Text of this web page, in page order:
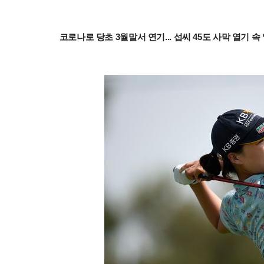
코로나로 당초 3월말서 연기... 섭씨 45도 사막 열기 속